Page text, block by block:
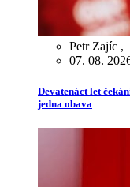
Petr Zajíc ,
07. 08.
Devatenáct let
jedna obava